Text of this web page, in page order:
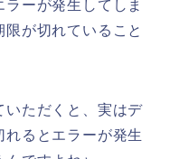
ーが発生してしま
が切れていること
いただくと、実はデ
れるとエラーが発生